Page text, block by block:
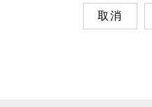
取消